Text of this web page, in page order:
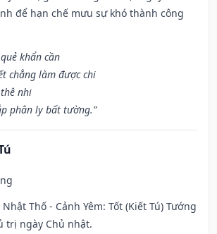
để hạn chế mưu sự khó thành công
khẩn cần
chẳng làm được chi
nhi
phân ly bất tường.”
Thố - Cảnh Yêm: Tốt (Kiết Tú) Tướng
trị ngày Chủ nhật.